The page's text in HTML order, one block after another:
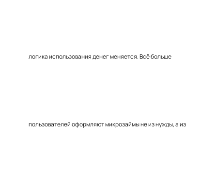
логика использования денег меняется. Всё больше
пользователей оформляют микрозаймы не из нужды, а из